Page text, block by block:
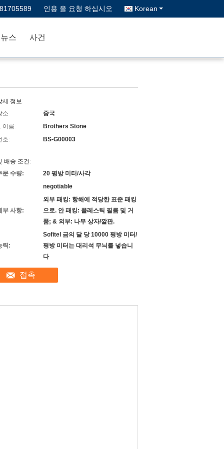
인용 을 요청 하십시오 Korean
뉴스 사건
세 정보:
소:
중국
이름:
Brothers Stone
호:
BS-G00003
배송 조건:
문 수량:
20 평방 미터/사각
negotiable
부 사항:
외부 패킹: 항해에 적당한 표준 패킹
으로. 안 패킹: 플레스틱 필름 및 거
품; & 외부: 나무 상자/깔판.
력:
Sofitel 금의 달 당 10000 평방 미터/
평방 미터는 대리석 무늬를 넣습니
다
접촉